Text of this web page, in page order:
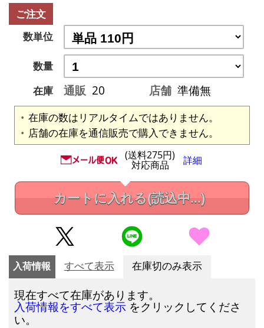
ご注文
数単位
数量
在庫
通販 20 店舗 準備無
在庫の数はリアルタイムではありません。
店舗の在庫を通信販売で購入できません。
(送料275円)
対応商品 詳細
カートに入れる(読込中...)
入荷情報 すべて表示 在庫切のみ表示
現在すべて在庫があります。
入荷情報をすべて表示 をクリックしてくださ
い。